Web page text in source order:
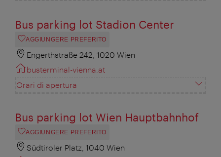
Bus parking lot Stadion Center
AGGIUNGERE PREFERITO
Engerthstraße 242, 1020 Wien
busterminal-vienna.at
Orari di apertura
Bus parking lot Wien Hauptbahnhof
AGGIUNGERE PREFERITO
Südtiroler Platz, 1040 Wien